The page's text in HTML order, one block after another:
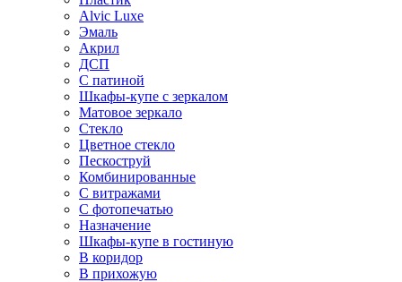
Alvic Luxe
Эмаль
Акрил
ДСП
С патиной
Шкафы-купе с зеркалом
Матовое зеркало
Стекло
Цветное стекло
Пескоструй
Комбинированные
С витражами
С фотопечатью
Назначение
Шкафы-купе в гостиную
В коридор
В прихожую